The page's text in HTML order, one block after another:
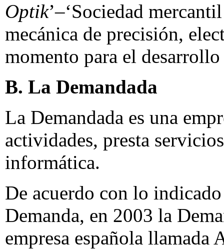
Optik’–‘Sociedad
mecánica de precisión,
momento para el
B. La Demandada
La Demandada es una
actividades, presta
informática.
De acuerdo con lo
Demanda, en 2003 la
empresa española